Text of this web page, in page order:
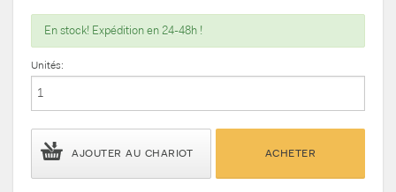
En stock! Expédition en 24-48h !
Unités:
AJOUTER AU CHARIOT ACHETER